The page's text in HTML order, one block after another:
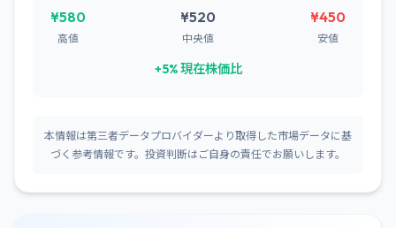
¥580
高値
¥520
中央値
¥450
安値
+5% 現在株価比
本情報は第三者データプロバイダーより取得した市場データに基
づく参考情報です。投資判断はご自身の責任でお願いします。